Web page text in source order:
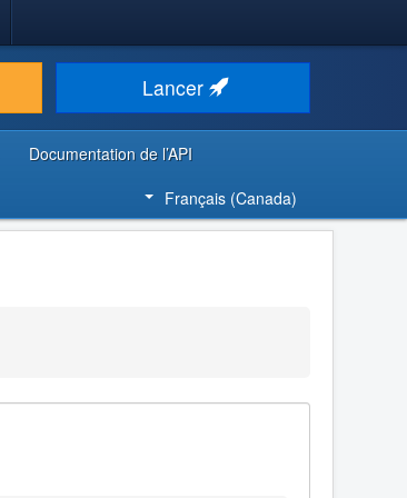
Lancer
Documentation de l’API
Français (Canada)